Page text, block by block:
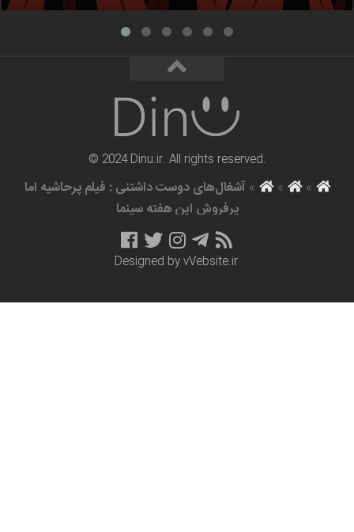
© 2024 Dinu.ir. All rights reserved.
»آشغال‌های دوست داشتنی : فیلم پرحاشیه اما
پرفروش این هفته سینما
Designed by